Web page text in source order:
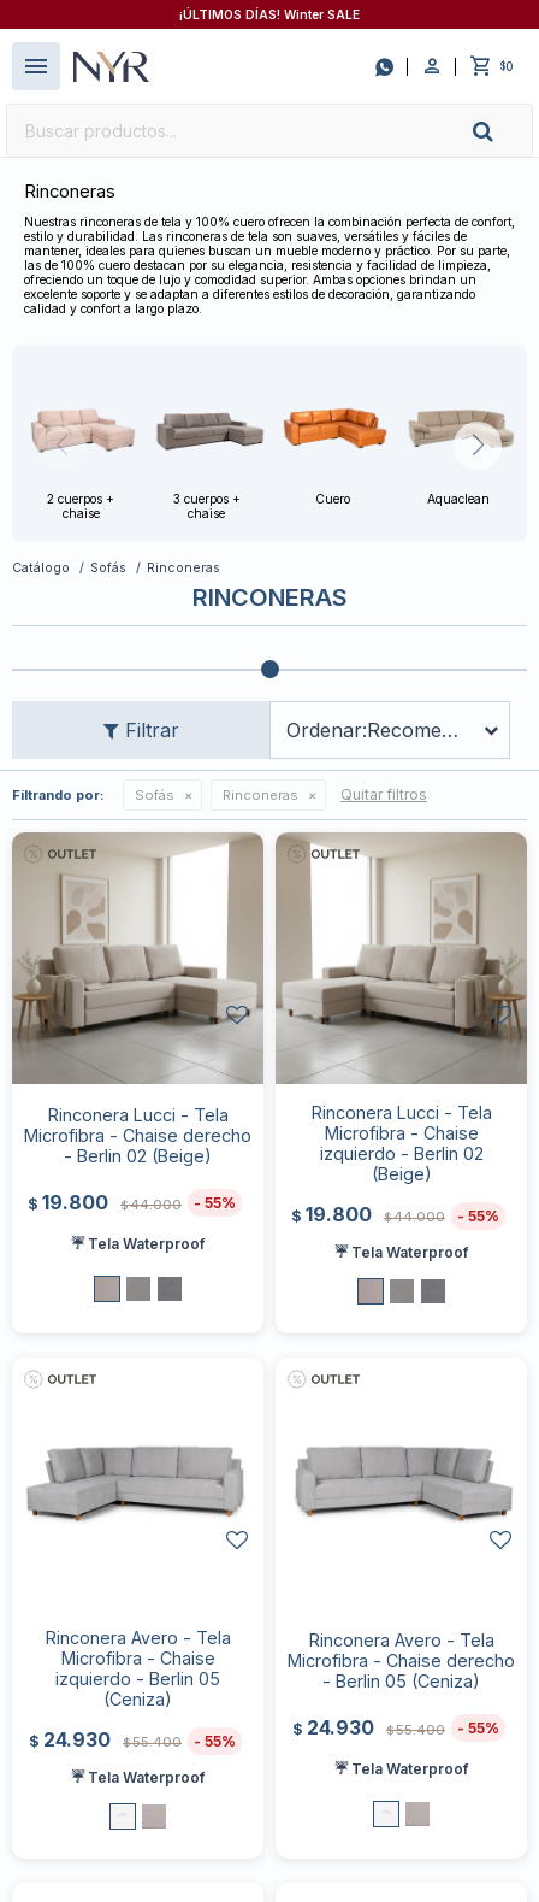
¡ÚLTIMOS DÍAS! Winter SALE
 $0
menu
Rinconeras
Nuestras rinconeras de tela y 100% cuero ofrecen la combinación perfecta de confort,
estilo y durabilidad. Las rinconeras de tela son suaves, versátiles y fáciles de
mantener, ideales para quienes buscan un mueble moderno y práctico. Por su parte,
las de 100% cuero destacan por su elegancia, resistencia y facilidad de limpieza,
ofreciendo un toque de lujo y comodidad superior. Ambas opciones brindan un
excelente soporte y se adaptan a diferentes estilos de decoración, garantizando
calidad y confort a largo plazo.
2 cuerpos +
chaise
3 cuerpos +
chaise
Cuero Aquaclean
Catálogo Sofás Rinconeras
RINCONERAS
Recomendados
Filtrando por: Sofás Rinconeras Quitar filtros
Rinconera Lucci - Tela
Microfibra - Chaise derecho
- Berlin 02 (Beige)
$ 19.800 $44.000 55
☔ Tela Waterproof
Rinconera Lucci - Tela
Microfibra - Chaise
izquierdo - Berlin 02
(Beige)
$ 19.800 $44.000
55
☔ Tela Waterproof
Rinconera Avero - Tela
Microfibra - Chaise
izquierdo - Berlin 05
(Ceniza)
$ 24.930 $55.400
55
☔ Tela Waterproof
Rinconera Avero - Tela
Microfibra - Chaise derecho
- Berlin 05 (Ceniza)
$ 24.930 $55.400 55
☔ Tela Waterproof
close